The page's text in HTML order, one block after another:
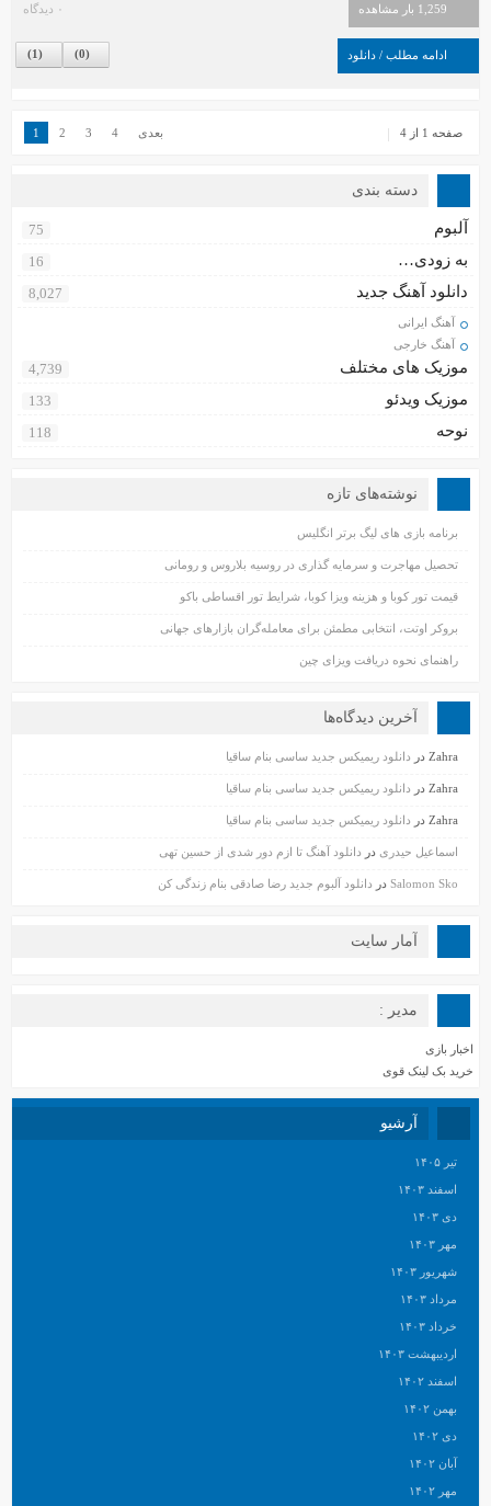
1,259 بار مشاهده ۰ دیدگاه
ادامه مطلب / دانلود (
1
) (
0
)
صفحه 1 از 4 1 2 3 4 بعدی
دسته بندی
آلبوم 75
به زودی… 16
دانلود آهنگ جدید 8,027
آهنگ ایرانی
آهنگ خارجی
موزیک های مختلف 4,739
موزیک ویدئو 133
نوحه 118
نوشته‌های تازه
برنامه بازی های لیگ برتر انگلیس
تحصیل مهاجرت و سرمایه گذاری در روسیه بلاروس و رومانی
قیمت تور کوبا و هزینه ویزا کوبا، شرایط تور اقساطی باکو
بروکر اوتت، انتخابی مطمئن برای معامله‌گران بازارهای جهانی
راهنمای نحوه دریافت ویزای چین
آخرین دیدگاه‌ها
Zahra در دانلود ریمیکس جدید ساسی بنام ساقیا
Zahra در دانلود ریمیکس جدید ساسی بنام ساقیا
Zahra در دانلود ریمیکس جدید ساسی بنام ساقیا
اسماعیل حیدری در دانلود آهنگ تا ازم دور شدی از حسین تهی
Salomon Sko در دانلود آلبوم جدید رضا صادقی بنام زندگی کن
آمار سایت
مدیر :
اخبار بازی
خرید بک لینک قوی
آرشیو
تیر ۱۴۰۵
اسفند ۱۴۰۳
دی ۱۴۰۳
مهر ۱۴۰۳
شهریور ۱۴۰۳
مرداد ۱۴۰۳
خرداد ۱۴۰۳
اردیبهشت ۱۴۰۳
اسفند ۱۴۰۲
بهمن ۱۴۰۲
دی ۱۴۰۲
آبان ۱۴۰۲
مهر ۱۴۰۲